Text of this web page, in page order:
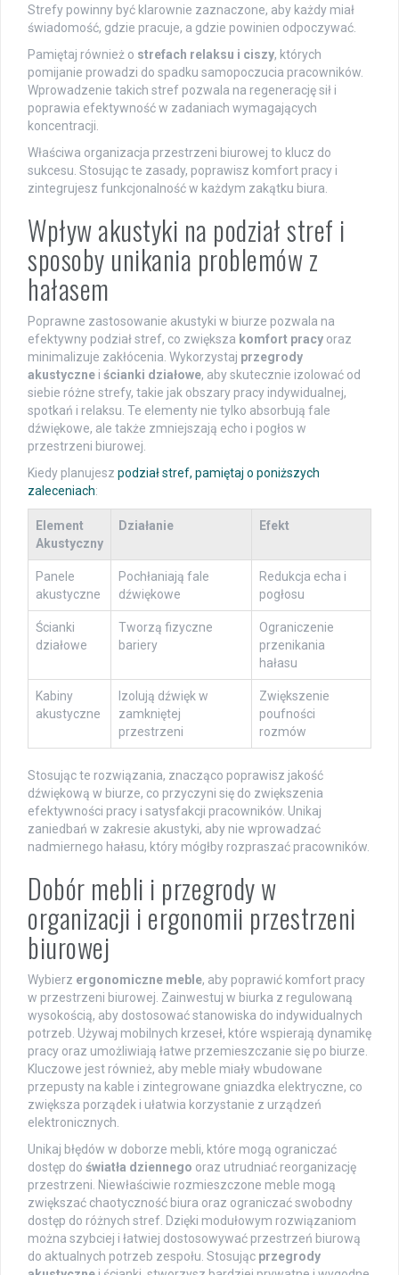
Strefy powinny być klarownie zaznaczone, aby każdy miał
świadomość, gdzie pracuje, a gdzie powinien odpoczywać.
Pamiętaj również o strefach relaksu i ciszy, których
pomijanie prowadzi do spadku samopoczucia pracowników.
Wprowadzenie takich stref pozwala na regenerację sił i
poprawia efektywność w zadaniach wymagających
koncentracji.
Właściwa organizacja przestrzeni biurowej to klucz do
sukcesu. Stosując te zasady, poprawisz komfort pracy i
zintegrujesz funkcjonalność w każdym zakątku biura.
Wpływ akustyki na podział stref i
sposoby unikania problemów z
hałasem
Poprawne zastosowanie akustyki w biurze pozwala na
efektywny podział stref, co zwiększa komfort pracy oraz
minimalizuje zakłócenia. Wykorzystaj przegrody
akustyczne i ścianki działowe, aby skutecznie izolować od
siebie różne strefy, takie jak obszary pracy indywidualnej,
spotkań i relaksu. Te elementy nie tylko absorbują fale
dźwiękowe, ale także zmniejszają echo i pogłos w
przestrzeni biurowej.
Kiedy planujesz podział stref, pamiętaj o poniższych
zaleceniach:
Element
Akustyczny
Działanie Efekt
Panele
akustyczne
Pochłaniają fale
dźwiękowe
Redukcja echa i
pogłosu
Ścianki
działowe
Tworzą fizyczne
bariery
Ograniczenie
przenikania
hałasu
Kabiny
akustyczne
Izolują dźwięk w
zamkniętej
przestrzeni
Zwiększenie
poufności
rozmów
Stosując te rozwiązania, znacząco poprawisz jakość
dźwiękową w biurze, co przyczyni się do zwiększenia
efektywności pracy i satysfakcji pracowników. Unikaj
zaniedbań w zakresie akustyki, aby nie wprowadzać
nadmiernego hałasu, który mógłby rozpraszać pracowników.
Dobór mebli i przegrody w
organizacji i ergonomii przestrzeni
biurowej
Wybierz ergonomiczne meble, aby poprawić komfort pracy
w przestrzeni biurowej. Zainwestuj w biurka z regulowaną
wysokością, aby dostosować stanowiska do indywidualnych
potrzeb. Używaj mobilnych krzeseł, które wspierają dynamikę
pracy oraz umożliwiają łatwe przemieszczanie się po biurze.
Kluczowe jest również, aby meble miały wbudowane
przepusty na kable i zintegrowane gniazdka elektryczne, co
zwiększa porządek i ułatwia korzystanie z urządzeń
elektronicznych.
Unikaj błędów w doborze mebli, które mogą ograniczać
dostęp do światła dziennego oraz utrudniać reorganizację
przestrzeni. Niewłaściwie rozmieszczone meble mogą
zwiększać chaotyczność biura oraz ograniczać swobodny
dostęp do różnych stref. Dzięki modułowym rozwiązaniom
można szybciej i łatwiej dostosowywać przestrzeń biurową
do aktualnych potrzeb zespołu. Stosując przegrody